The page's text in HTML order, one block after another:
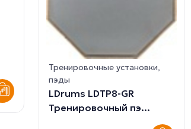
Тренировочные установки,
пэды
LDrums LDTP8-GR
Тренировочный пэ...